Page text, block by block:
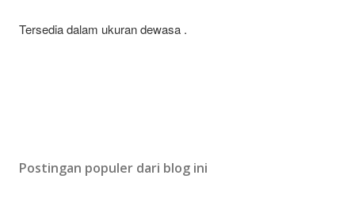
Tersedia dalam ukuran dewasa .
Postingan populer dari blog ini